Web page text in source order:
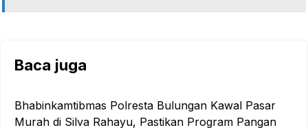
Baca juga
Bhabinkamtibmas Polresta Bulungan Kawal Pasar
Murah di Silva Rahayu, Pastikan Program Pangan